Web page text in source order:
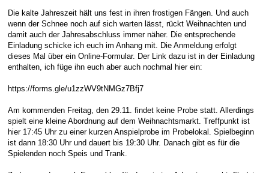
Funktionsträger
Satzung/Ordnungen
Formulare
Jugendkapelle
Instrumenten-Serie
Startseite
Stammorchester
Jugendkapelle
Interne Infos
Newsletter
E-Mail Strato
HiDrive Strato
Termine
Presse
Jahr 2000 - 2004
Jahr 2005 - 2009
Jahr 2010 - 2014
Jahr 2015 - 2019
Jahr 2020 bis
Geschichte
Bilder
Stammorchester
Jugendausbildung
Chronik
Vorstände
Dirigenten
Sponsoren
Die kalte Jahreszeit hält uns fest in ihren frostigen Fängen. Und auch
wenn der Schnee noch auf sich warten lässt, rückt Weihnachten und
damit auch der Jahresabschluss immer näher. Die entsprechende
Einladung schicke ich euch im Anhang mit. Die Anmeldung erfolgt
dieses Mal über ein Online-Formular. Der Link dazu ist in der Einladung
enthalten, ich füge ihn euch aber auch nochmal hier ein:
https://forms.gle/u1zzWV9tNMGz7Bfj7
Am kommenden Freitag, den 29.11. findet keine Probe statt. Allerdings
spielt eine kleine Abordnung auf dem Weihnachtsmarkt. Treffpunkt ist
hier 17:45 Uhr zu einer kurzen Anspielprobe im Probelokal. Spielbeginn
ist dann 18:30 Uhr und dauert bis 19:30 Uhr. Danach gibt es für die
Spielenden noch Speis und Trank.